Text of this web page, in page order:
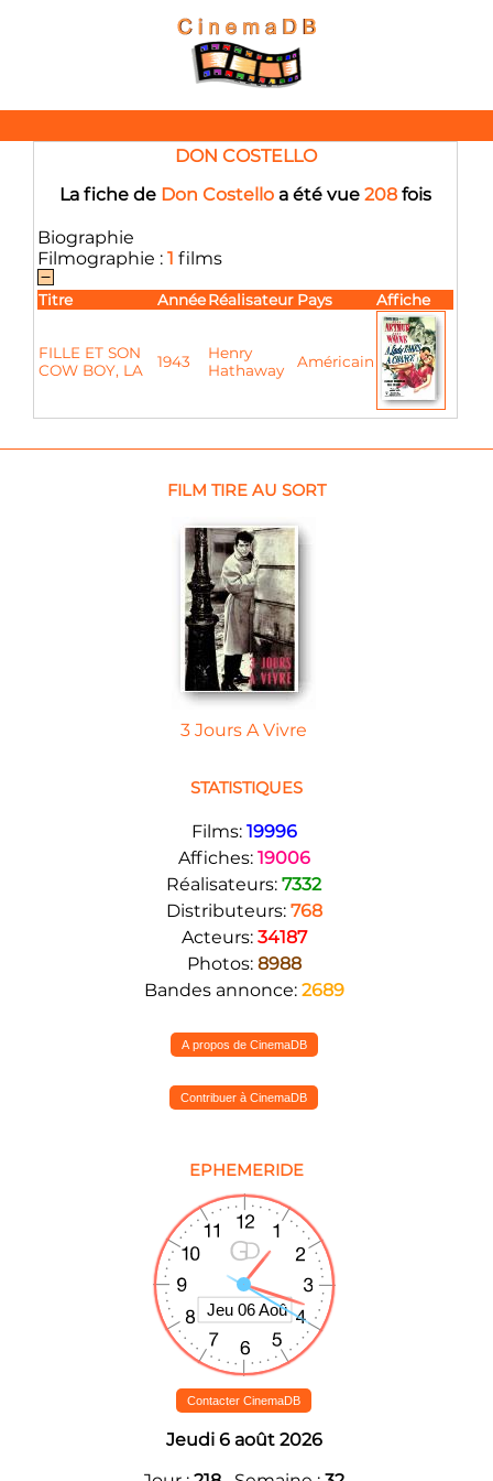
DON COSTELLO
La fiche de Don Costello a été vue 208 fois
Biographie
Filmographie : 1 films
Titre AnnéeRéalisateur Pays Affiche
FILLE ET SON
COW BOY, LA
1943
Henry
Hathaway
Américain
FILM TIRE AU SORT
3 Jours A Vivre
STATISTIQUES
Films: 19996
Affiches: 19006
Réalisateurs: 7332
Distributeurs: 768
Acteurs: 34187
Photos: 8988
Bandes annonce: 2689
A propos de CinemaDB
Contribuer à CinemaDB
EPHEMERIDE
Contacter CinemaDB
Jeudi 6 août 2026